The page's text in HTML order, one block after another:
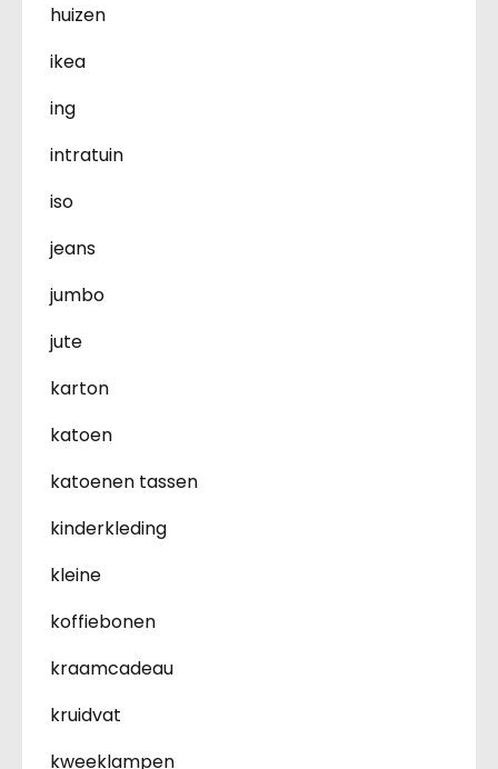
huizen
ikea
ing
intratuin
iso
jeans
jumbo
jute
karton
katoen
katoenen tassen
kinderkleding
kleine
koffiebonen
kraamcadeau
kruidvat
kweeklampen